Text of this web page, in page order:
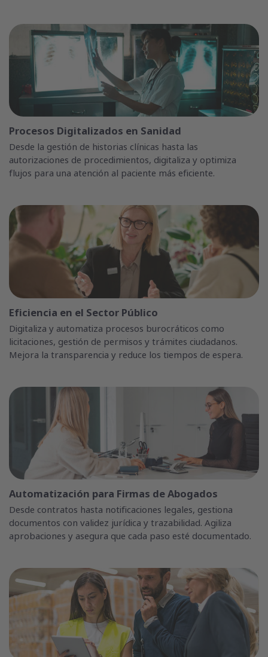
Procesos Digitalizados en Sanidad
Desde la gestión de historias clínicas hasta las
autorizaciones de procedimientos, digitaliza y optimiza
flujos para una atención al paciente más eficiente.
Eficiencia en el Sector Público
Digitaliza y automatiza procesos burocráticos como
licitaciones, gestión de permisos y trámites ciudadanos.
Mejora la transparencia y reduce los tiempos de espera.
Automatización para Firmas de Abogados
Desde contratos hasta notificaciones legales, gestiona
documentos con validez jurídica y trazabilidad. Agiliza
aprobaciones y asegura que cada paso esté documentado.